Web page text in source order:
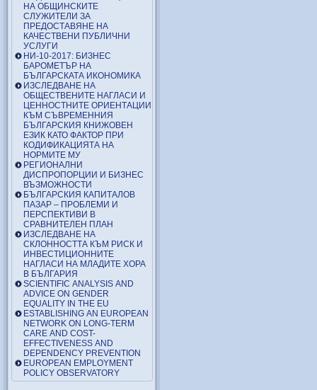
НА ОБЩИНСКИТЕ
СЛУЖИТЕЛИ ЗА
ПРЕДОСТАВЯНЕ НА
КАЧЕСТВЕНИ ПУБЛИЧНИ
УСЛУГИ
НИ-10-2017: БИЗНЕС
БАРОМЕТЪР НА
БЪЛГАРСКАТА ИКОНОМИКА
ИЗСЛЕДВАНЕ НА
ОБЩЕСТВЕНИТЕ НАГЛАСИ И
ЦЕННОСТНИТЕ ОРИЕНТАЦИИ
КЪМ СЪВРЕМЕННИЯ
БЪЛГАРСКИЯ КНИЖОВЕН
ЕЗИК КАТО ФАКТОР ПРИ
КОДИФИКАЦИЯТА НА
НОРМИТЕ МУ
РЕГИОНАЛНИ
ДИСПРОПОРЦИИ И БИЗНЕС
ВЪЗМОЖНОСТИ
БЪЛГАРСКИЯ КАПИТАЛОВ
ПАЗАР – ПРОБЛЕМИ И
ПЕРСПЕКТИВИ В
СРАВНИТЕЛЕН ПЛАН
ИЗСЛЕДВАНЕ НА
СКЛОННОСТТА КЪМ РИСК И
ИНВЕСТИЦИОННИТЕ
НАГЛАСИ НА МЛАДИТЕ ХОРА
В БЪЛГАРИЯ
SCIENTIFIC ANALYSIS AND
ADVICE ON GENDER
EQUALITY IN THE EU
ESTABLISHING AN EUROPEAN
NETWORK ON LONG-TERM
CARE AND COST-
EFFECTIVENESS AND
DEPENDENCY PREVENTION
EUROPEAN EMPLOYMENT
POLICY OBSERVATORY